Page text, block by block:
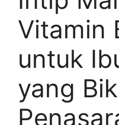
Vitamin
untuk
yang